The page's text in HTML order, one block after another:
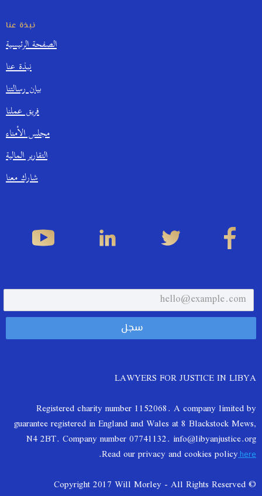
نبذة عنا
الصفحة الرئيسية
نبذة عنا
بيان رسالتنا
فريق عملنا
مجلس الأمناء
التقارير المالية
شارك معنا
LAWYERS FOR JUSTICE IN LIBYA
Registered charity number 1152068. A company limited by
guarantee registered in England and Wales at 8 Blackstock Mews,
N4 2BT. Company number 07741132. info@libyanjustice.org
Read our privacy and cookies policyhere
.
© Copyright 2017 Will Morley - All Rights Reserved